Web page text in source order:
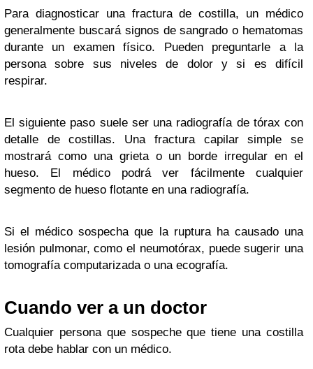
Para diagnosticar una fractura de costilla, un médico
generalmente buscará signos de sangrado o hematomas
durante un examen físico. Pueden preguntarle a la
persona sobre sus niveles de dolor y si es difícil
respirar.
El siguiente paso suele ser una radiografía de tórax con
detalle de costillas. Una fractura capilar simple se
mostrará como una grieta o un borde irregular en el
hueso. El médico podrá ver fácilmente cualquier
segmento de hueso flotante en una radiografía.
Si el médico sospecha que la ruptura ha causado una
lesión pulmonar, como el neumotórax, puede sugerir una
tomografía computarizada o una ecografía.
Cuando ver a un doctor
Cualquier persona que sospeche que tiene una costilla
rota debe hablar con un médico.